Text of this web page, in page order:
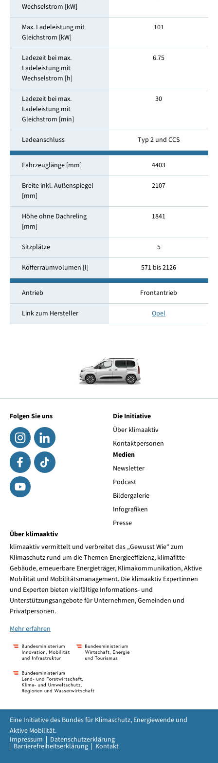
Wechselstrom [kW]
Max. Ladeleistung mit
Gleichstrom [kW]
101
Ladezeit bei max.
Ladeleistung mit
Wechselstrom [h]
6.75
Ladezeit bei max.
Ladeleistung mit
Gleichstrom [min]
30
Ladeanschluss Typ 2 und CCS
Fahrzeuglänge [mm] 4403
Breite inkl. Außenspiegel
[mm]
2107
Höhe ohne Dachreling
[mm]
1841
Sitzplätze 5
Kofferraumvolumen [l] 571 bis 2126
Antrieb Frontantrieb
Link zum Hersteller Opel
Folgen Sie uns
Die Initiative
Über klimaaktiv
Kontaktpersonen
Medien
Newsletter
Podcast
Bildergalerie
Infografiken
Presse
Über klimaaktiv
klimaaktiv vermittelt und verbreitet das „Gewusst Wie“ zum
Klimaschutz rund um die Themen Energieeffizienz, klimafitte
Gebäude, erneuerbare Energieträger, Klimakommunikation, Aktive
Mobilität und Mobilitätsmanagement. Die klimaaktiv Expertinnen
und Experten bieten vielfältige Informations- und
Unterstützungsangebote für Unternehmen, Gemeinden und
Privatpersonen.
Mehr erfahren
Impressum Datenschutzerklärung
Barrierefreiheitserklärung Kontakt
Eine Initiative des Bundes für Klimaschutz, Energiewende und
Aktive Mobilität.